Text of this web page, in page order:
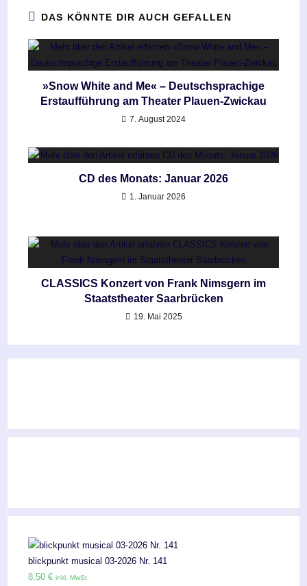
DAS KÖNNTE DIR AUCH GEFALLEN
»Snow White and Me« – Deutschsprachige
Erstaufführung am Theater Plauen-Zwickau
7. August 2024
CD des Monats: Januar 2026
1. Januar 2026
CLASSICS Konzert von Frank Nimsgern im
Staatstheater Saarbrücken
19. Mai 2025
blickpunkt musical 03-2026 Nr. 141
8,50€ inkl. MwSt